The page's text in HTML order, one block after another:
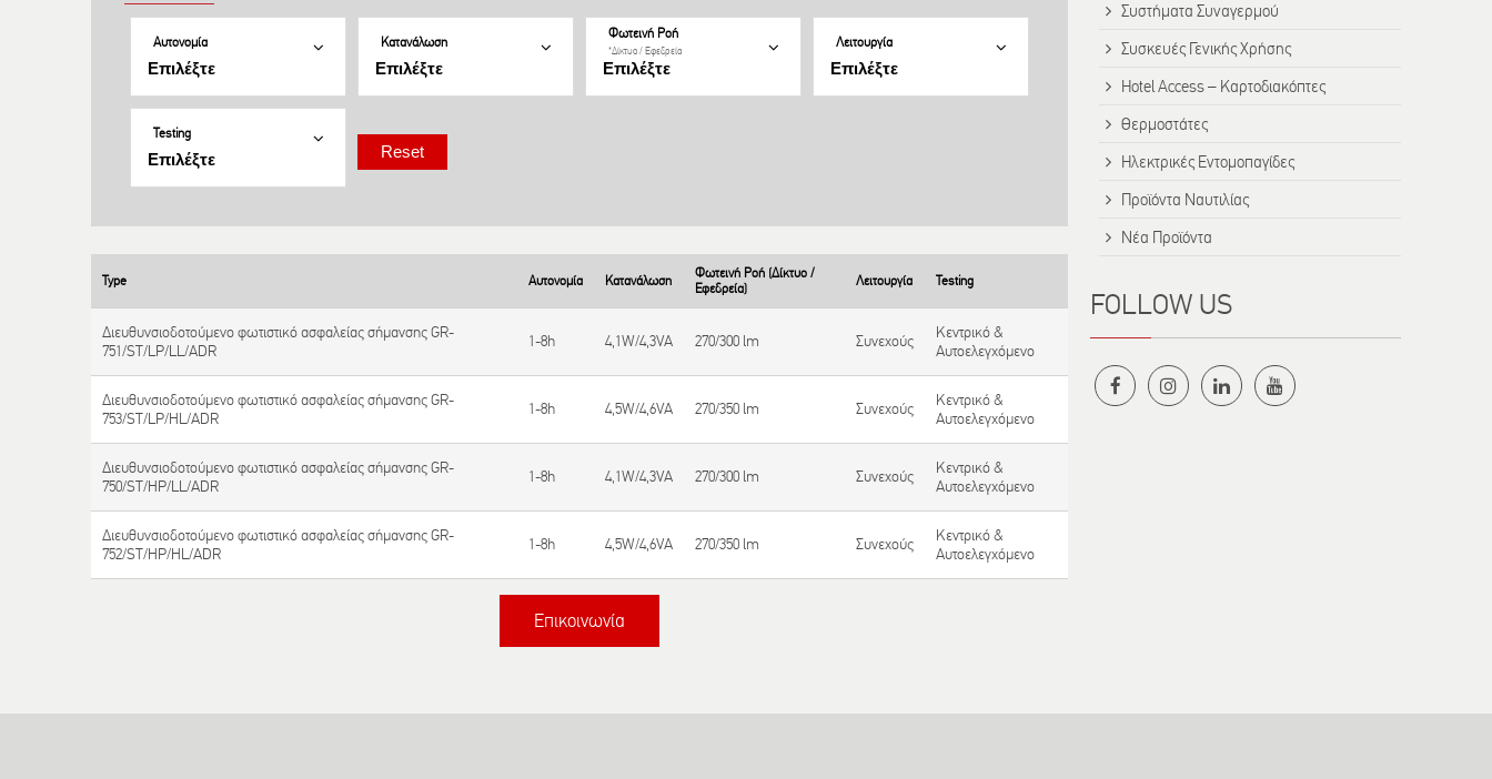
Αυτονομία Κατανάλωση
Φωτεινή Ροή
*Δίκτυο / Εφεδρεία
Λειτουργία
Testing
Type Αυτονομία Κατανάλωση
Φωτεινή Ροή (Δίκτυο /
Εφεδρεία)
Λειτουργία Testing
Διευθυνσιοδοτούμενο φωτιστικό ασφαλείας σήμανσης GR-
751/ST/LP/LL/ADR
1-8h 4,1W/4,3VA 270/300 lm Συνεχούς
Κεντρικό &
Αυτοελεγχόμενο
Διευθυνσιοδοτούμενο φωτιστικό ασφαλείας σήμανσης GR-
753/ST/LP/HL/ADR
1-8h 4,5W/4,6VA 270/350 lm Συνεχούς
Κεντρικό &
Αυτοελεγχόμενο
Διευθυνσιοδοτούμενο φωτιστικό ασφαλείας σήμανσης GR-
750/ST/HP/LL/ADR
1-8h 4,1W/4,3VA 270/300 lm Συνεχούς
Κεντρικό &
Αυτοελεγχόμενο
Διευθυνσιοδοτούμενο φωτιστικό ασφαλείας σήμανσης GR-
752/ST/HP/HL/ADR
1-8h 4,5W/4,6VA 270/350 lm Συνεχούς
Κεντρικό &
Αυτοελεγχόμενο
Επικοινωνία
Συστήματα Συναγερμού
Συσκευές Γενικής Χρήσης
Hotel Access – Καρτοδιακόπτες
Θερμοστάτες
Ηλεκτρικές Εντομοπαγίδες
Προϊόντα Ναυτιλίας
Νέα Προϊόντα
FOLLOW US